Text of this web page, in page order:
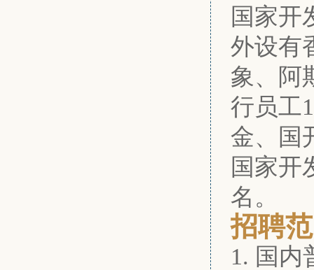
国家开
外设有
象、阿
行员工
金、国
国家开
名。
招聘
1. 国内